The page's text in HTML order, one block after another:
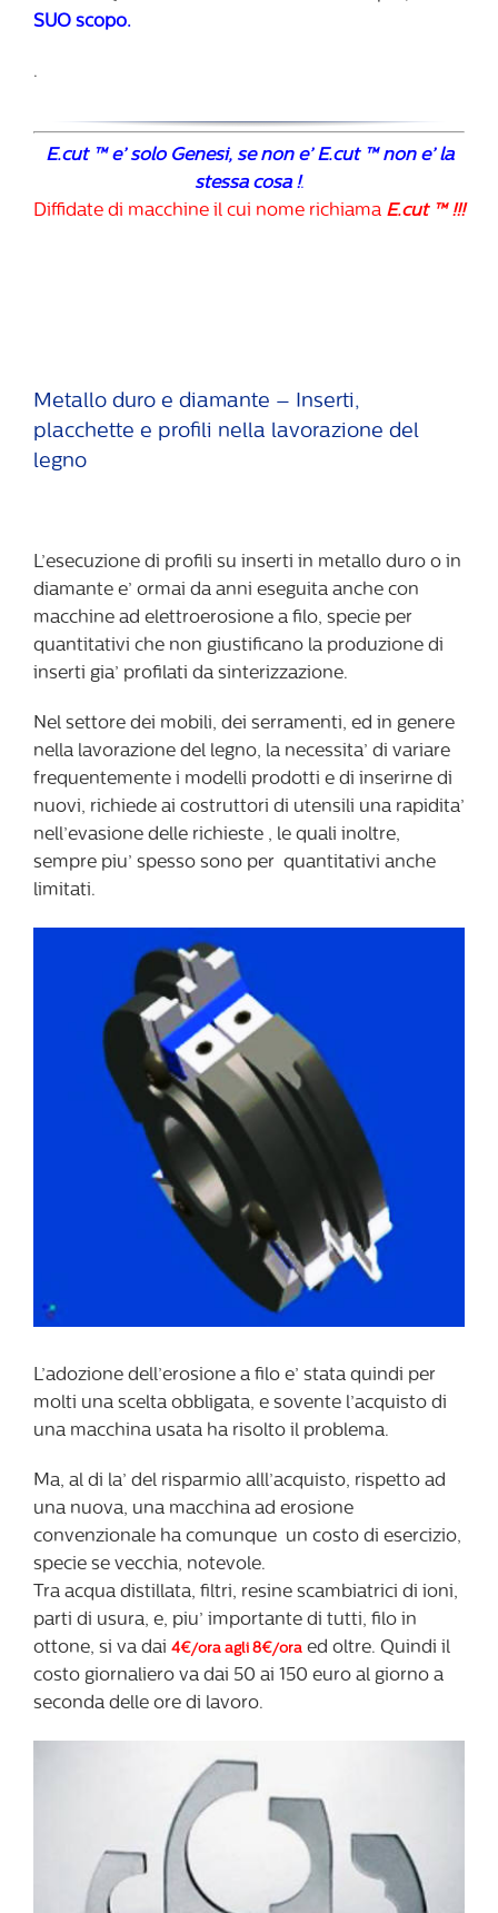
SUO scopo.
.
E.cut ™ e’ solo Genesi, se non e’ E.cut ™ non e’ la
stessa cosa !.
Diffidate di macchine il cui nome richiama E.cut ™ !!!
Metallo duro e diamante – Inserti,
placchette e profili nella lavorazione del
legno
L’esecuzione di profili su inserti in metallo duro o in
diamante e’ ormai da anni eseguita anche con
macchine ad elettroerosione a filo, specie per
quantitativi che non giustificano la produzione di
inserti gia’ profilati da sinterizzazione.
Nel settore dei mobili, dei serramenti, ed in genere
nella lavorazione del legno, la necessita’ di variare
frequentemente i modelli prodotti e di inserirne di
nuovi, richiede ai costruttori di utensili una rapidita’
nell’evasione delle richieste , le quali inoltre,
sempre piu’ spesso sono per quantitativi anche
limitati.
L’adozione dell’erosione a filo e’ stata quindi per
molti una scelta obbligata, e sovente l’acquisto di
una macchina usata ha risolto il problema.
Ma, al di la’ del risparmio alll’acquisto, rispetto ad
una nuova, una macchina ad erosione
convenzionale ha comunque un costo di esercizio,
specie se vecchia, notevole.
Tra acqua distillata, filtri, resine scambiatrici di ioni,
parti di usura, e, piu’ importante di tutti, filo in
ottone, si va dai 4€/ora agli 8€/ora ed oltre. Quindi il
costo giornaliero va dai 50 ai 150 euro al giorno a
seconda delle ore di lavoro.